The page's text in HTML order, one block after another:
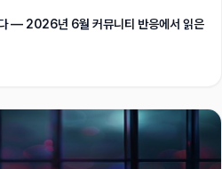
— 2026년 6월 커뮤니티 반응에서 읽은